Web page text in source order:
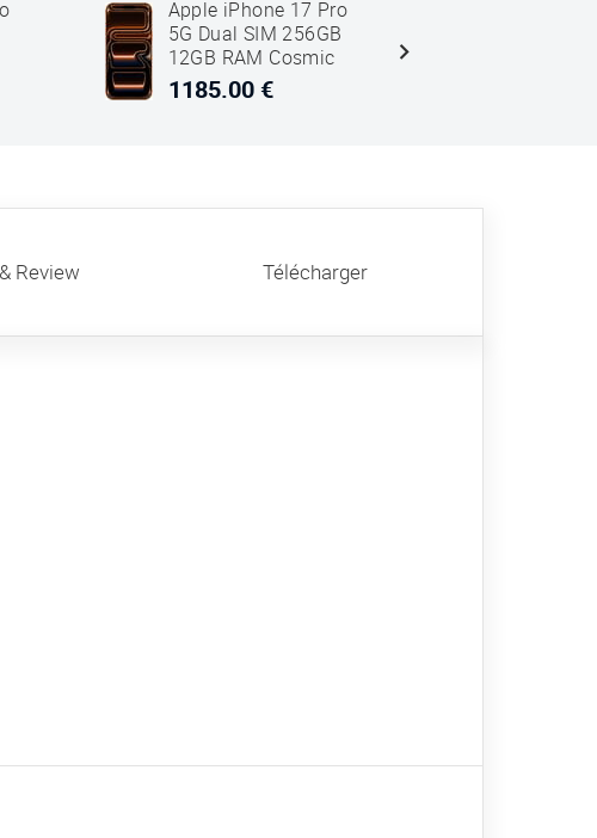
Apple iPhone 17 Pro
5G Dual SIM 256GB
12GB RAM Cosmic
Orange
1185.00 €
Review Télécharger